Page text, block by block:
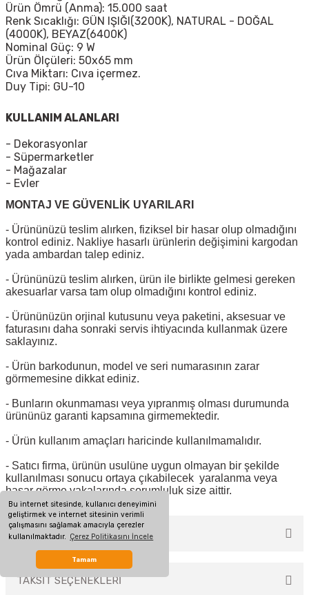
Bu internet sitesinde, kullanıcı deneyimini
geliştirmek ve internet sitesinin verimli
çalışmasını sağlamak amacıyla çerezler
kullanılmaktadır. Çerez Politikasını İncele
Tamam
Ürün Ömrü (Anma): 15.000 saat
Renk Sıcaklığı: GÜN IŞIĞI(3200K), NATURAL - DOĞAL
(4000K), BEYAZ(6400K)
Nominal Güç: 9 W
Ürün Ölçüleri: 50x65 mm
Cıva Miktarı: Cıva içermez.
Duy Tipi: GU-10
KULLANIM ALANLARI
- Dekorasyonlar
- Süpermarketler
- Mağazalar
- Evler
MONTAJ VE GÜVENLİK UYARILARI
- Ürününüzü teslim alırken, fiziksel bir hasar olup olmadığını
kontrol ediniz. Nakliye hasarlı ürünlerin değişimini kargodan
yada ambardan talep ediniz.
- Ürününüzü teslim alırken, ürün ile birlikte gelmesi gereken
akesuarlar varsa tam olup olmadığını kontrol ediniz.
- Ürününüzün orjinal kutusunu veya paketini, aksesuar ve
faturasını daha sonraki servis ihtiyacında kullanmak üzere
saklayınız.
- Ürün barkodunun, model ve seri numarasının zarar
görmemesine dikkat ediniz.
- Bunların okunmaması veya yıpranmış olması durumunda
ürününüz garanti kapsamına girmemektedir.
- Ürün kullanım amaçları haricinde kullanılmamalıdır.
- Satıcı firma, ürünün usulüne uygun olmayan bir şekilde
kullanılması sonucu ortaya çıkabilecek yaralanma veya
hasar görme vakalarında sorumluluk size aittir.
MÜŞTERİ YORUMLARI
TAKSİT SEÇENEKLERİ